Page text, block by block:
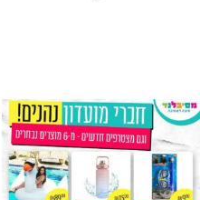
מין העובר רק במסיבלנד !! קיים